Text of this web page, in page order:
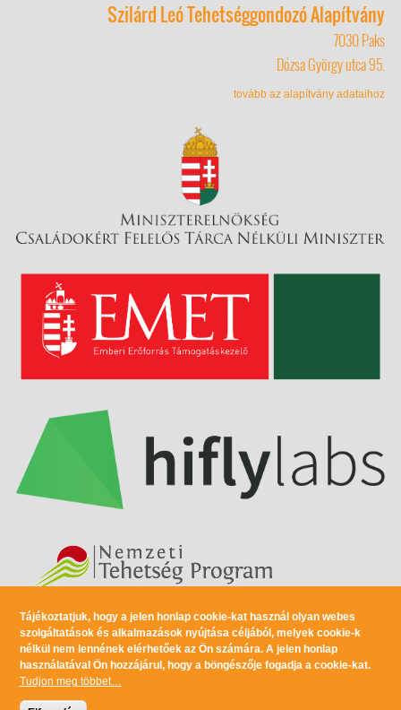
Szilárd Leó Tehetséggondozó Alapítvány
7030 Paks
Dózsa György utca 95.
tovább az alapítvány adataihoz
Minden jog fenntartva © 2017 Szilárd Leó Tehetséggondozó Alapítvány |
Design:EgyedAnna.com| Készítette aNetmíves.hu
Tájékoztatjuk, hogy a jelen honlap cookie-kat használ olyan webes
szolgáltatások és alkalmazások nyújtása céljából, melyek cookie-k
nélkül nem lennének elérhetőek az Ön számára. A jelen honlap
használatával Ön hozzájárul, hogy a böngészője fogadja a cookie-kat.
Tudjon meg többet…